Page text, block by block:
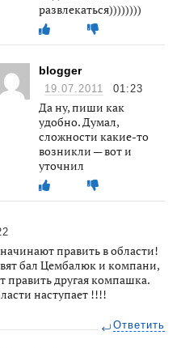
развлекаться))))))))
blogger
19.07.2011 01:23
Да ну, пиши как
удобно. Думал,
сложности какие-то
возникли — вот и
уточнил
править в области!
бал Цембалюк и компани,
править другая компашка.
наступает !!!!
Ответить